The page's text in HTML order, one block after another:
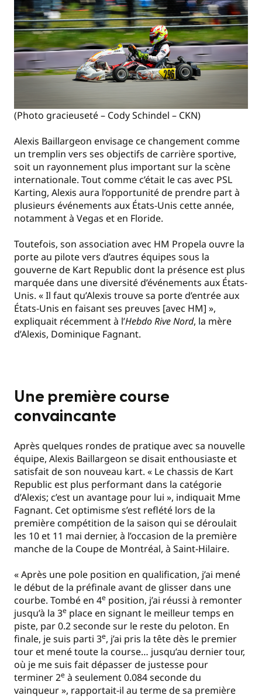
(Photo gracieuseté – Cody Schindel – CKN)
Alexis Baillargeon envisage ce changement comme
un tremplin vers ses objectifs de carrière sportive,
soit un rayonnement plus important sur la scène
internationale. Tout comme c’était le cas avec PSL
Karting, Alexis aura l’opportunité de prendre part à
plusieurs événements aux États-Unis cette année,
notamment à Vegas et en Floride.
Toutefois, son association avec HM Propela ouvre la
porte au pilote vers d’autres équipes sous la
gouverne de Kart Republic dont la présence est plus
marquée dans une diversité d’événements aux États-
Unis. « Il faut qu’Alexis trouve sa porte d’entrée aux
États-Unis en faisant ses preuves [avec HM] »,
expliquait récemment à l’Hebdo Rive Nord, la mère
d’Alexis, Dominique Fagnant.
Une première course
convaincante
Après quelques rondes de pratique avec sa nouvelle
équipe, Alexis Baillargeon se disait enthousiaste et
satisfait de son nouveau kart. « Le chassis de Kart
Republic est plus performant dans la catégorie
d’Alexis; c’est un avantage pour lui », indiquait Mme
Fagnant. Cet optimisme s’est reflété lors de la
première compétition de la saison qui se déroulait
les 10 et 11 mai dernier, à l’occasion de la première
manche de la Coupe de Montréal, à Saint-Hilaire.
« Après une pole position en qualification, j’ai mené
le début de la préfinale avant de glisser dans une
courbe. Tombé en 4e position, j’ai réussi à remonter
jusqu’à la 3e place en signant le meilleur temps en
piste, par 0.2 seconde sur le reste du peloton. En
finale, je suis parti 3e, j’ai pris la tête dès le premier
tour et mené toute la course… jusqu’au dernier tour,
où je me suis fait dépasser de justesse pour
terminer 2e à seulement 0.084 seconde du
vainqueur », rapportait-il au terme de sa première